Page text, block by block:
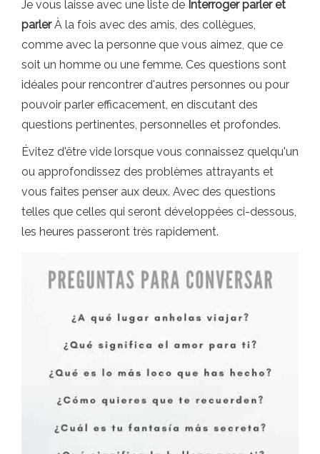
Je vous laisse avec une liste de Interrogerparler et
parlerÀ la fois avec des amis, des collègues,
comme avec la personne que vous aimez, que ce
soit un homme ou une femme. Ces questions sont
idéales pour rencontrer d'autres personnes ou pour
pouvoir parler efficacement, en discutant des
questions pertinentes, personnelles et profondes.
Évitez d'être vide lorsque vous connaissez quelqu'un
ou approfondissez des problèmes attrayants et
vous faites penser aux deux. Avec des questions
telles que celles qui seront développées ci-dessous,
les heures passeront très rapidement.